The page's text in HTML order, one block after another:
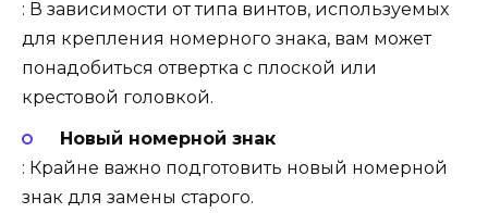
: В зависимости от типа винтов, используемых
для крепления номерного знака, вам может
понадобиться отвертка с плоской или
крестовой головкой.
Новый номерной знак
: Крайне важно подготовить новый номерной
знак для замены старого.